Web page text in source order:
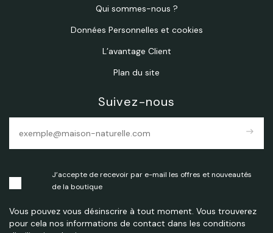
Qui sommes-nous ?
Données Personnelles et cookies
L’avantage Client
Plan du site
Suivez-nous
east
J’accepte de recevoir par e-mail les offres et nouveautés
de la boutique
Vous pouvez vous désinscrire à tout moment. Vous trouverez
pour cela nos informations de contact dans les conditions